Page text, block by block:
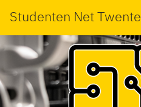
Studenten Net Twente